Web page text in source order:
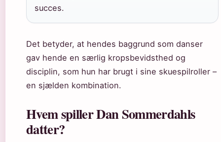
succes.
Det betyder, at hendes baggrund som danser
gav hende en særlig kropsbevidsthed og
disciplin, som hun har brugt i sine skuespilroller –
en sjælden kombination.
Hvem spiller Dan Sommerdahls
datter?